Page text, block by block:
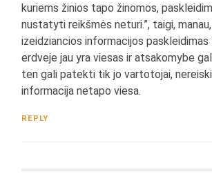
kuriems žinios tapo žinomos,
nustatyti reikšmės neturi.”, taigi,
izeidziancios informacijos
erdveje jau yra viesas ir atsakomybe
ten gali patekti tik jo vartotojai,
informacija netapo viesa.
REPLY